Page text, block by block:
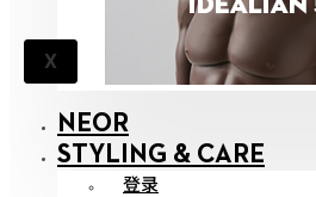
X
NEOR
STYLING & CARE
登录